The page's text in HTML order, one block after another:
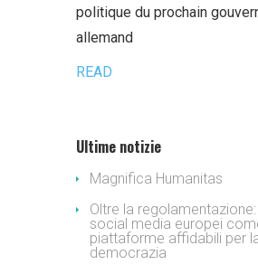
politique du prochain
allemand
READ
Ultime notizie
Magnifica Humanitas
Oltre la regolamentazione:
social media europei
piattaforme affidabili per
democrazia